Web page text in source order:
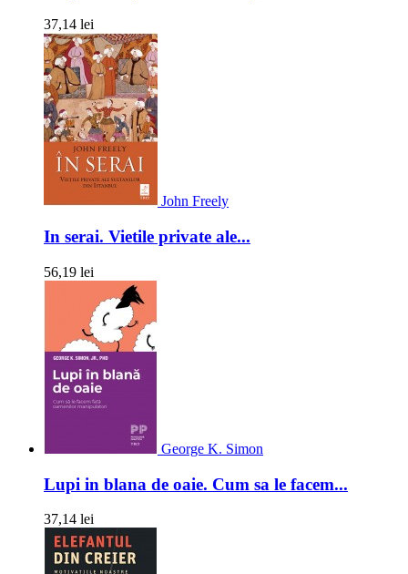
37,14 lei
John Freely
In serai. Vietile private ale...
56,19 lei
George K. Simon
Lupi in blana de oaie. Cum sa le facem...
37,14 lei